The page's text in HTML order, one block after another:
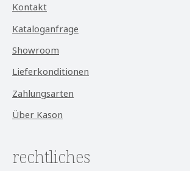
Kontakt
Kataloganfrage
Showroom
Lieferkonditionen
Zahlungsarten
Über Kason
rechtliches